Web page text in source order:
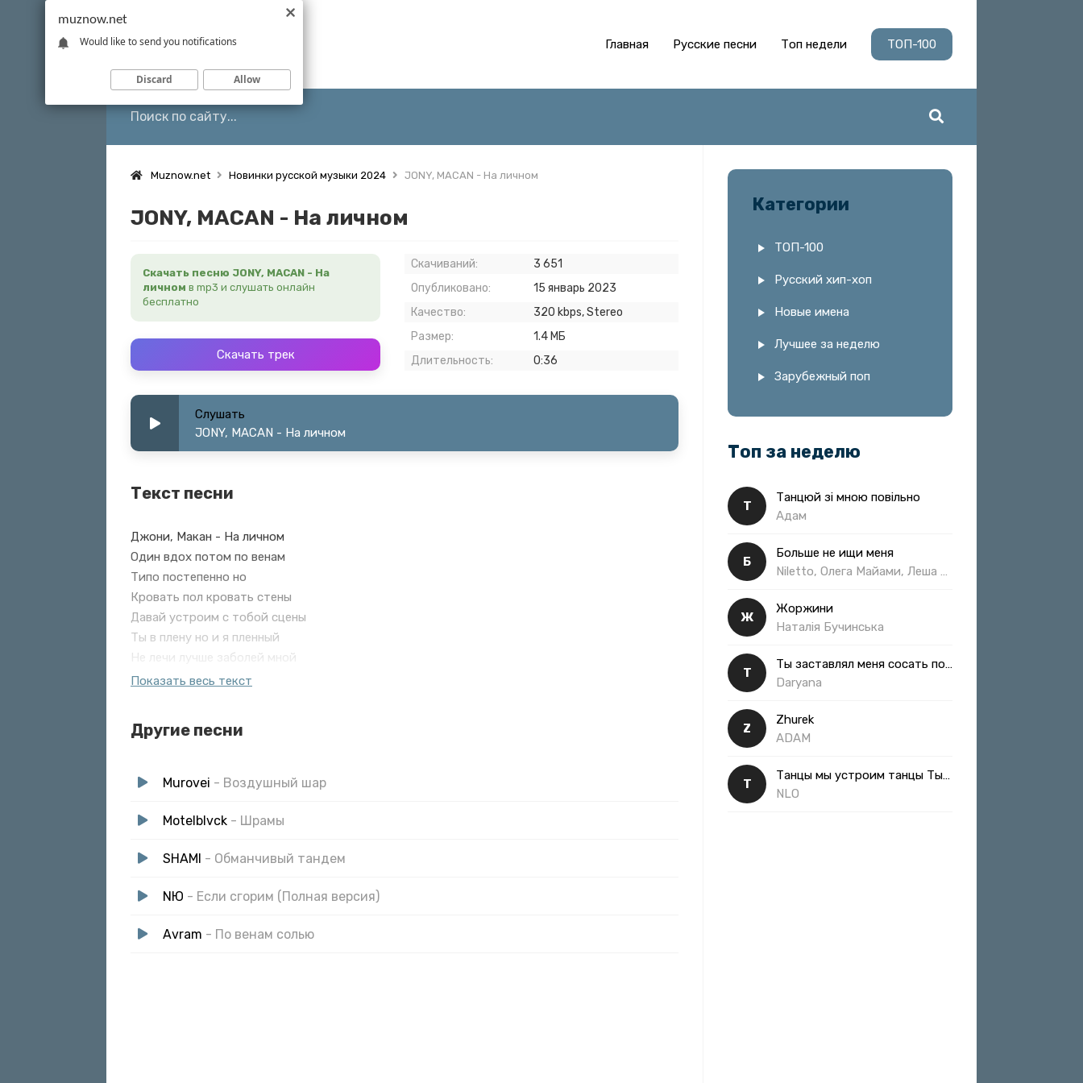
Главная Русские песни Топ недели ТОП-100
Muznow.net Новинки русской музыки 2024 JONY, MACAN - На личном
JONY, MACAN - На личном
Скачать песню JONY, MACAN - На
личном в mp3 и слушать онлайн
бесплатно
Скачать трек
Скачиваний:
3 651
Опубликовано:
15 январь 2023
Качество:
320 kbps, Stereo
Размер:
1.4 МБ
Длительность:
0:36
Слушать
JONY, MACAN - На личном
Текст песни
Джони, Макан - На личном
Один вдох потом по венам
Типо постепенно но
Кровать пол кровать стены
Давай устроим с тобой сцены
Ты в плену но и я пленный
Не лечи лучше заболей мной
Но вдыхаю как безумный
Даже если нас не было здесь
Нам уже не уйти с тобой целыми
Целься в меня знаешь если нас не было здесь
Показать весь текст
Другие песни
Murovei - Воздушный шар
Motelblvck - Шрамы
SHAMI - Обманчивый тандем
NЮ - Если сгорим (Полная версия)
Avram - По венам солью
Категории
ТОП-100
Русский хип-хоп
Новые имена
Лучшее за неделю
Зарубежный поп
Топ за неделю
Т
Танцюй зі мною повільно
Адам
Б
Больше не ищи меня
Ж
Жоржини
Наталія Бучинська
Т
Ты заставлял меня сосать полная
Daryana
Z
Zhurek
ADAM
Т
Танцы мы устроим танцы Ты такая классная
NLO
muznow.net
Would like to send you notifications
Discard Allow